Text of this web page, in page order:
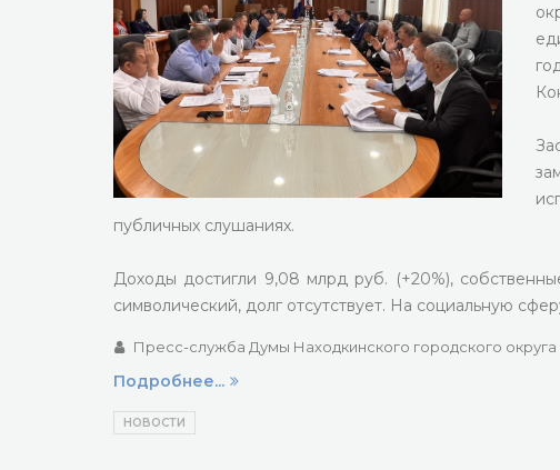
публичных слушаниях.
Доходы достигли 9,08 млрд руб. (+20%),
символический, долг отсутствует. На социальную
Пресс-служба Думы Находкинского городского округа
Подробнее...
НОВОСТИ